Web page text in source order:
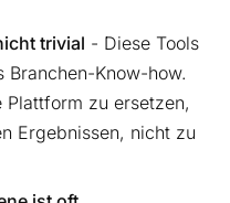
trivial - Diese Tools
Branchen-Know-how.
Plattform zu ersetzen,
Ergebnissen, nicht zu